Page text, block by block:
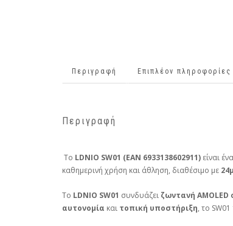
Περιγραφή Επιπλέον πληροφορίες
Περιγραφή
Το LDNIO SW01 (EAN 6933138602911) είναι ένα
καθημερινή χρήση και άθληση, διαθέσιμο με
Το LDNIO SW01 συνδυάζει ζωντανή AMOLED
αυτονομία και τοπική υποστήριξη, το